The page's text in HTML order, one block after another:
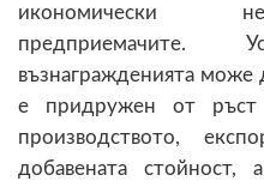
икономически
възнагражденията може
е придружен от ръст
производството,
добавената стойност,